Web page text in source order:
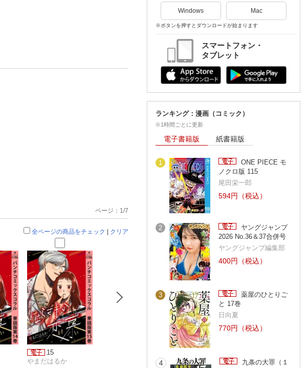
ページ：1/7
全ページの商品をチェック | クリア
15
やまだはるか
やまだはるか
やまだはるか
Windows Mac
※ボタンを押すとダウンロードが始まります
スマートフォン・
タブレット
ランキング：漫画（コミック）
※1時間ごとに更新
電子書籍版 紙書籍版
1
ONE PIECE モ
ノクロ版 115
尾田栄一郎
594円（税込）
2
ヤングジャンプ
2026 No.36＆37合併号
ヤングジャンプ編集部
400円（税込）
3
薬屋のひとりご
と 17巻
日向夏
770円（税込）
4
九条の大罪（１